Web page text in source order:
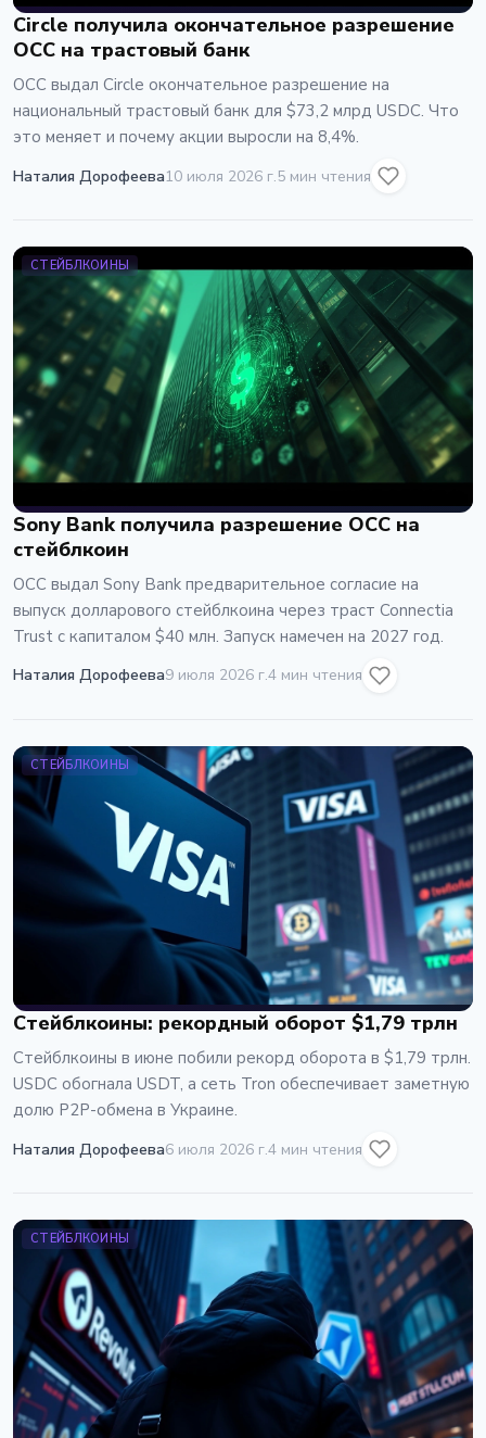
Circle получила окончательное разрешение
OCC на трастовый банк
OCC выдал Circle окончательное разрешение на
национальный трастовый банк для $73,2 млрд USDC. Что
это меняет и почему акции выросли на 8,4%.
Наталия Дорофеева10 июля 2026 г.5 мин чтения
СТЕЙБЛКОИНЫ
Sony Bank получила разрешение OCC на
стейблкоин
OCC выдал Sony Bank предварительное согласие на
выпуск долларового стейблкоина через траст Connectia
Trust с капиталом $40 млн. Запуск намечен на 2027 год.
Наталия Дорофеева9 июля 2026 г.4 мин чтения
СТЕЙБЛКОИНЫ
Стейблкоины: рекордный оборот $1,79 трлн
Стейблкоины в июне побили рекорд оборота в $1,79 трлн.
USDC обогнала USDT, а сеть Tron обеспечивает заметную
долю P2P-обмена в Украине.
Наталия Дорофеева6 июля 2026 г.4 мин чтения
СТЕЙБЛКОИНЫ